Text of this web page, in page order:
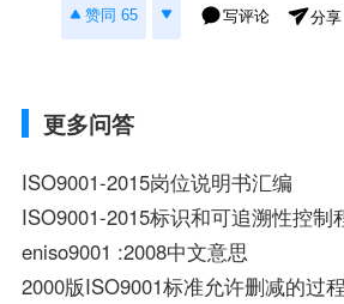
赞同 65 写评论 分享
更多问答
ISO9001-2015岗位说明书汇编
ISO9001-2015标识和可追溯性控制
eniso9001 :2008中文意思
2000版ISO9001标准允许删减的过